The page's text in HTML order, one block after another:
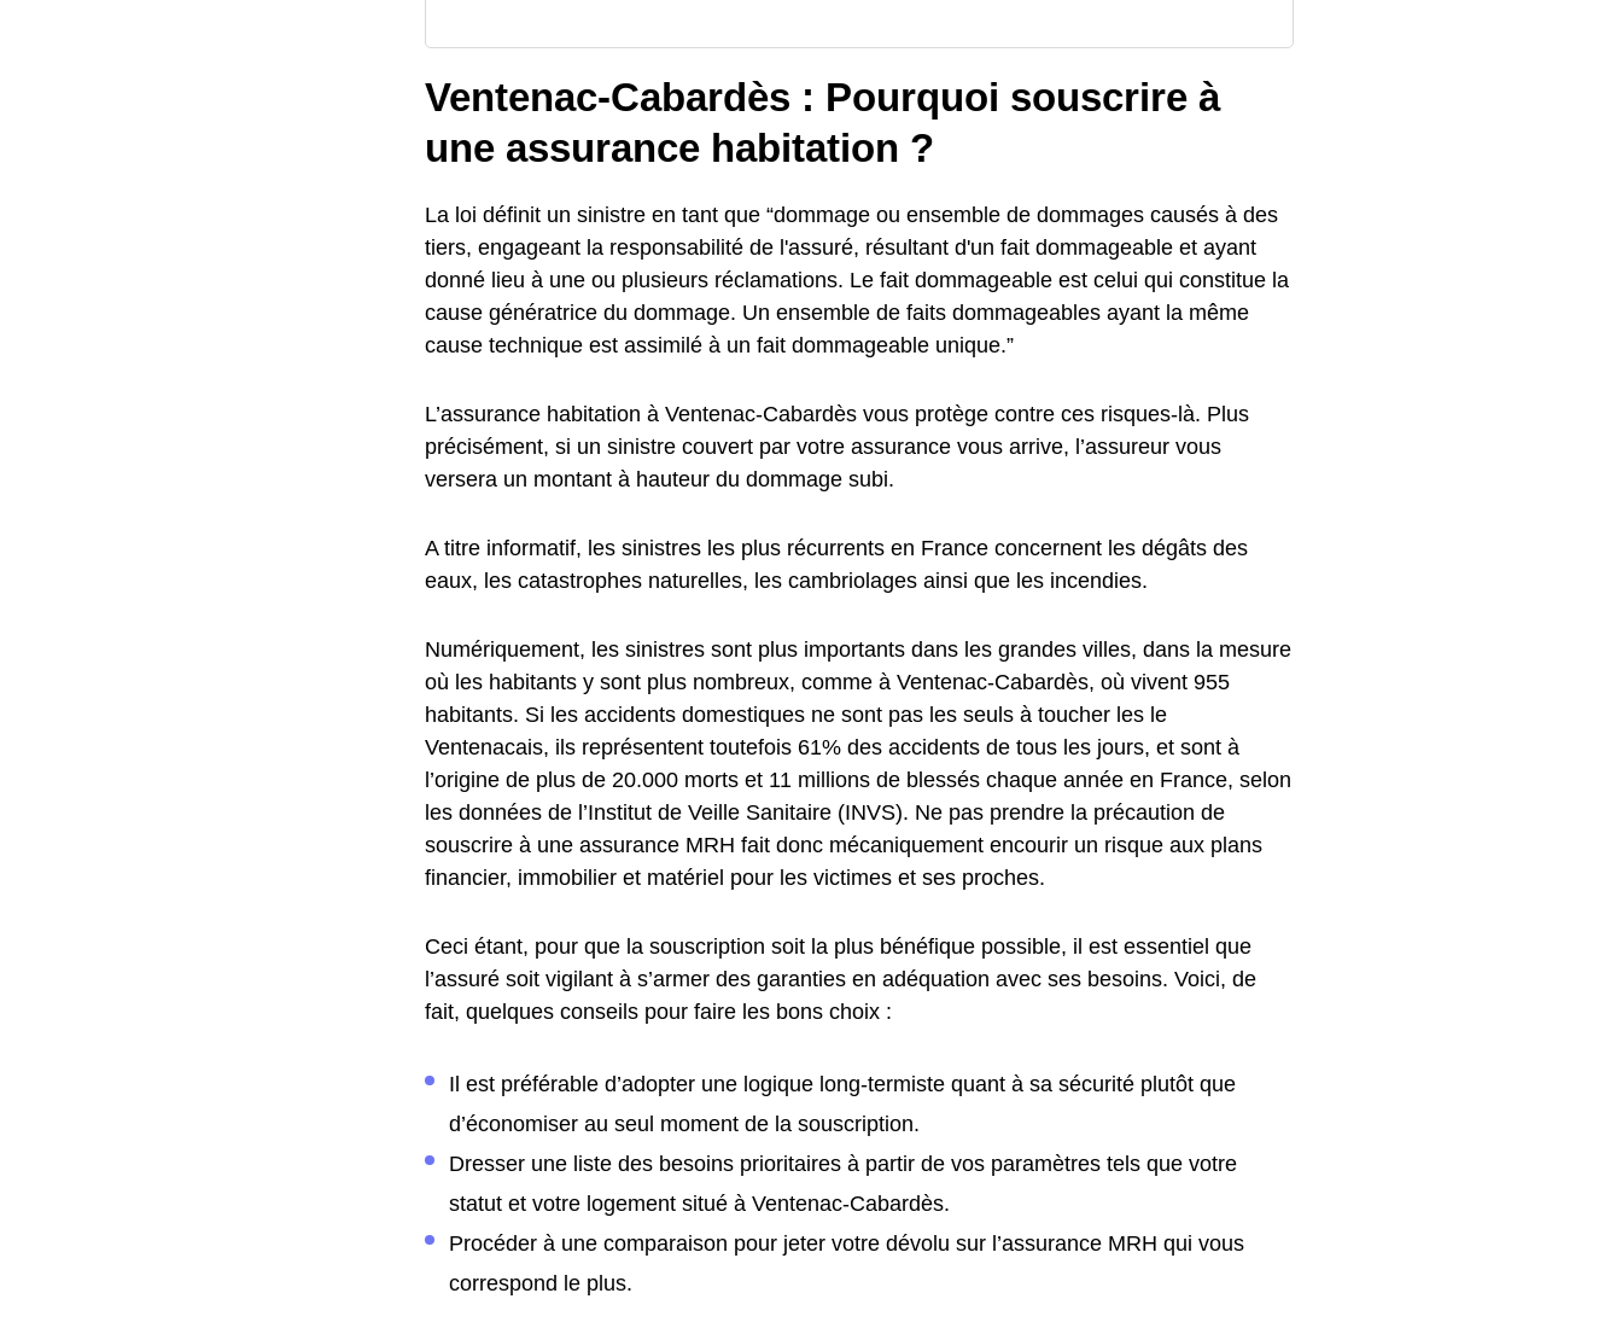
Ventenac-Cabardès : Pourquoi souscrire à
une assurance habitation ?
La loi définit un sinistre en tant que “dommage ou ensemble de dommages causés à des
tiers, engageant la responsabilité de l'assuré, résultant d'un fait dommageable et ayant
donné lieu à une ou plusieurs réclamations. Le fait dommageable est celui qui constitue la
cause génératrice du dommage. Un ensemble de faits dommageables ayant la même
cause technique est assimilé à un fait dommageable unique.”
L’assurance habitation à Ventenac-Cabardès vous protège contre ces risques-là. Plus
précisément, si un sinistre couvert par votre assurance vous arrive, l’assureur vous
versera un montant à hauteur du dommage subi.
A titre informatif, les sinistres les plus récurrents en France concernent les dégâts des
eaux, les catastrophes naturelles, les cambriolages ainsi que les incendies.
Numériquement, les sinistres sont plus importants dans les grandes villes, dans la mesure
où les habitants y sont plus nombreux, comme à Ventenac-Cabardès, où vivent 955
habitants. Si les accidents domestiques ne sont pas les seuls à toucher les le
Ventenacais, ils représentent toutefois 61% des accidents de tous les jours, et sont à
l’origine de plus de 20.000 morts et 11 millions de blessés chaque année en France, selon
les données de l’Institut de Veille Sanitaire (INVS). Ne pas prendre la précaution de
souscrire à une assurance MRH fait donc mécaniquement encourir un risque aux plans
financier, immobilier et matériel pour les victimes et ses proches.
Ceci étant, pour que la souscription soit la plus bénéfique possible, il est essentiel que
l’assuré soit vigilant à s’armer des garanties en adéquation avec ses besoins. Voici, de
fait, quelques conseils pour faire les bons choix :
Il est préférable d’adopter une logique long-termiste quant à sa sécurité plutôt que
d’économiser au seul moment de la souscription.
Dresser une liste des besoins prioritaires à partir de vos paramètres tels que votre
statut et votre logement situé à Ventenac-Cabardès.
Procéder à une comparaison pour jeter votre dévolu sur l’assurance MRH qui vous
correspond le plus.